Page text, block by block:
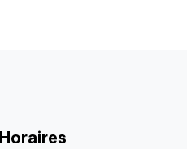
Horaires